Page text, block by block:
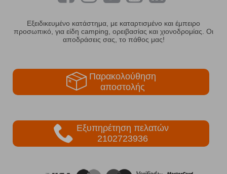
Εξειδικευμένο κατάστημα, με καταρτισμένο και έμπειρο
προσωπικό, για είδη camping, ορειβασίας και χιονοδρομίας. Οι
αποδράσεις σας, το πάθος μας!
Παρακολούθηση
αποστολής
Εξυπηρέτηση πελατών
2102723936